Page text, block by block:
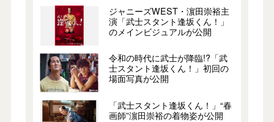
ジャニーズWEST・濵田崇裕主
演「武士スタント逢坂くん！」
のメインビジュアルが公開
令和の時代に武士が降臨!?「武
士スタント逢坂くん！」初回の
場面写真が公開
「武士スタント逢坂くん！」“春
画師”濵田崇裕の着物姿が公開